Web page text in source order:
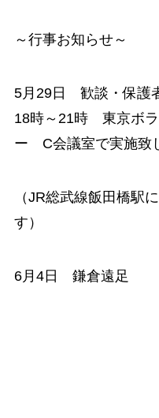
～行事お知らせ～
5月29日 歓談・保護
18時～21時 東京ボラ
ー C会議室で実施致
（JR総武線飯田橋駅
す）
6月4日 鎌倉遠足